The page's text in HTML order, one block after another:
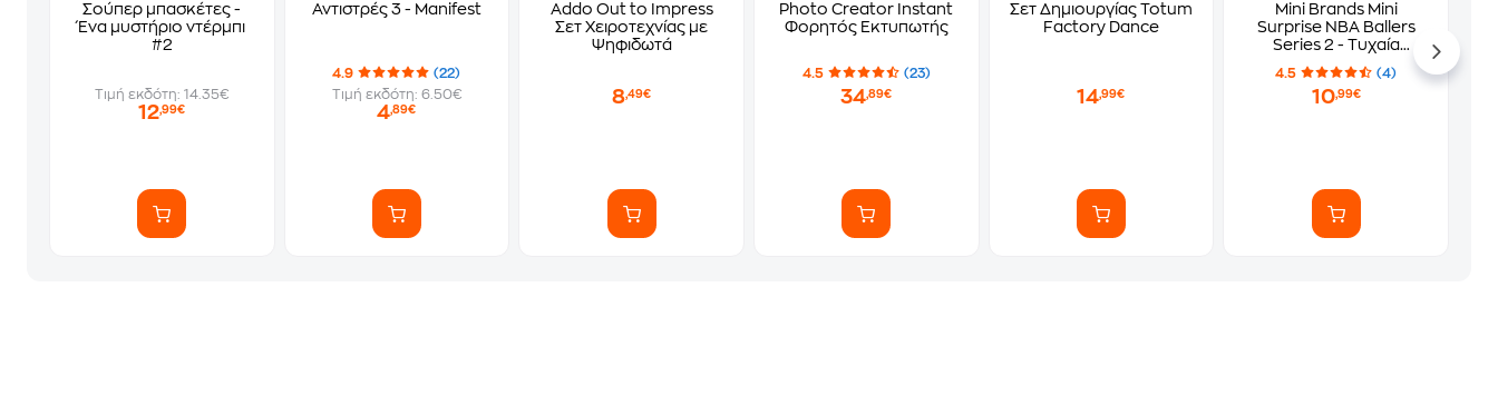
Σούπερ μπασκέτες -
Ένα μυστήριο ντέρμπι
#2
Τιμή εκδότη: 14.35€
12,99€
Αντιστρές 3 - Manifest
4.9
(22)
Τιμή εκδότη: 6.50€
4,89€
Addo Out to Impress
Σετ Χειροτεχνίας με
Ψηφιδωτά
8,49€
Photo Creator Instant
Φορητός Εκτυπωτής
4.5 (23)
34,89€
Σετ Δημιουργίας Totum
Factory Dance
14,99€
Mini Brands Mini
Surprise NBA Ballers
Series 2 - Τυχαία
Επιλογή Σχεδίου
4.5 (4)
10,99€